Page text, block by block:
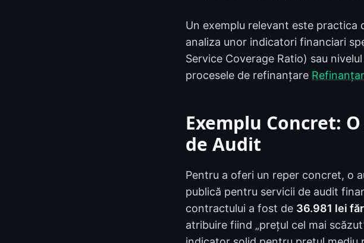
Un exemplu relevant este practica
analiza unor indicatori financiari
Service Coverage Ratio) sau
procesele de refinanțare
Exemplu Concret:
de Audit
Pentru a oferi un reper concret, o
publică pentru servicii de audit
contractului a fost de 36.981 lei
atribuire fiind „prețul cel mai